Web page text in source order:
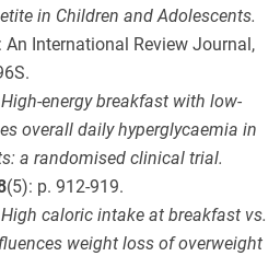
in Children and Adolescents.
International Review Journal,
High-energy breakfast with low-
overall daily hyperglycaemia in
a randomised clinical trial.
(5): p. 912-919.
High caloric intake at breakfast vs.
weight loss of overweight